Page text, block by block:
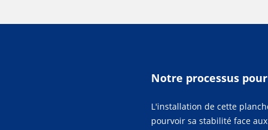
Notre processus
L'installation de cette
pourvoir sa stabilité face